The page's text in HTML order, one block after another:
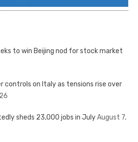
to win Beijing nod for stock market
controls on Italy as tensions rise over
sheds 23,000 jobs in JulyAugust 7,